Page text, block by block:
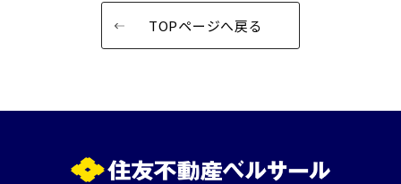
TOPページへ戻る